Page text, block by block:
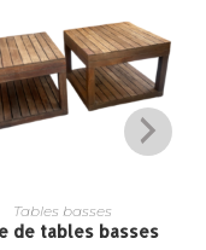
Tables basses
de tables basses